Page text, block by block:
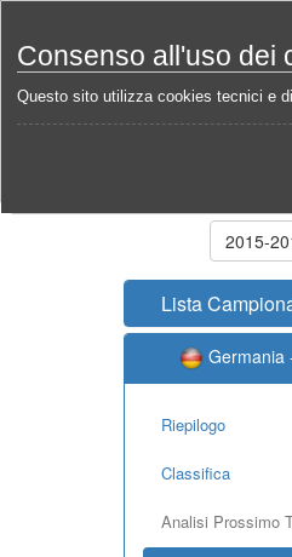
Consenso all'uso dei
Questo sito utilizza cookies tecnici e
Home Campionati
2015-
Lista
Germania
Riepilogo
Classifica
Analisi Prossimo